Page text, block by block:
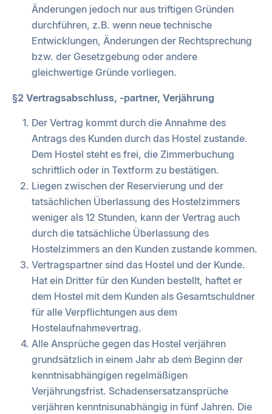
Änderungen jedoch nur aus triftigen Gründen
durchführen, z.B. wenn neue technische
Entwicklungen, Änderungen der Rechtsprechung
bzw. der Gesetzgebung oder andere
gleichwertige Gründe vorliegen.
§2 Vertragsabschluss, -partner, Verjährung
Der Vertrag kommt durch die Annahme des
Antrags des Kunden durch das Hostel zustande.
Dem Hostel steht es frei, die Zimmerbuchung
schriftlich oder in Textform zu bestätigen.
Liegen zwischen der Reservierung und der
tatsächlichen Überlassung des Hostelzimmers
weniger als 12 Stunden, kann der Vertrag auch
durch die tatsächliche Überlassung des
Hostelzimmers an den Kunden zustande kommen.
Vertragspartner sind das Hostel und der Kunde.
Hat ein Dritter für den Kunden bestellt, haftet er
dem Hostel mit dem Kunden als Gesamtschuldner
für alle Verpflichtungen aus dem
Hostelaufnahmevertrag.
Alle Ansprüche gegen das Hostel verjähren
grundsätzlich in einem Jahr ab dem Beginn der
kenntnisabhängigen regelmäßigen
Verjährungsfrist. Schadensersatzansprüche
verjähren kenntnisunabhängig in fünf Jahren. Die